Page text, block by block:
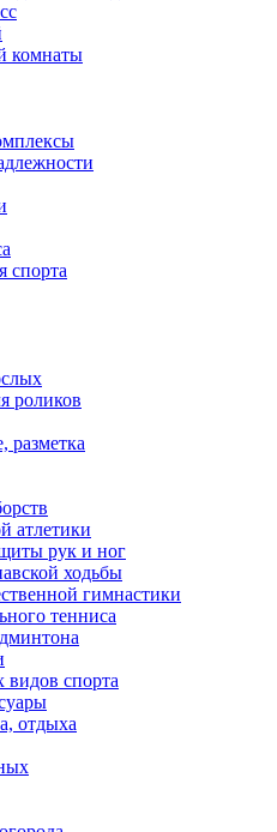
комнаты
спорта
роликов
разметка
атлетики
рук и ног
ходьбы
гимнастики
тенниса
видов спорта
отдыха